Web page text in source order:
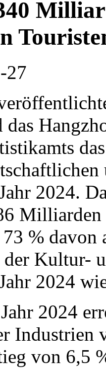
27
das
2024.
% davon
Kultur-
2024
2024
Industrien
von 6,5